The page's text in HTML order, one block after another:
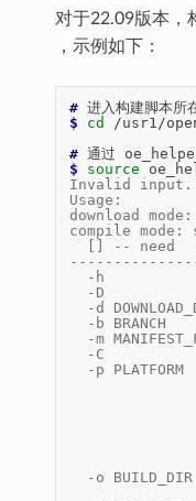
对于22.09版本，
，示例如下：
#
$ cd
/usr1/
# 通过
$ source
Invalid input.
Usage:
download
compile mode:
[] -- need
-h
-D
-d
-b BRANCH
-m
-C
-p PLATFORM
-o